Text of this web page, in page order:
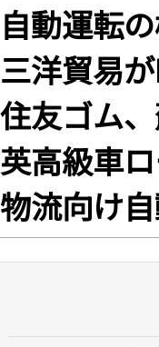
自動運転
三洋貿易
住友ゴム
英高級車
物流向け